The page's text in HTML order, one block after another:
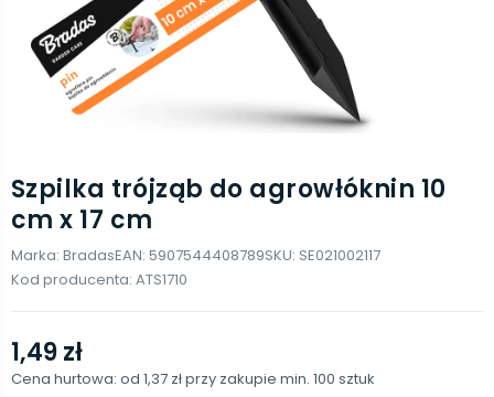
Szpilka trójząb do agrowłóknin 10
cm x 17 cm
Marka: BradasEAN: 5907544408789SKU: SE021002117
Kod producenta: ATS1710
1,49 zł
Cena hurtowa: od 1,37 złprzy zakupie min. 100 sztuk